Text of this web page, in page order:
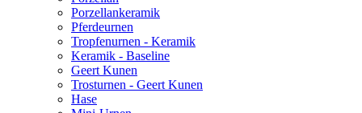
Porzellankeramik
Pferdeurnen
Tropfenurnen - Keramik
Keramik - Baseline
Geert Kunen
Trosturnen - Geert Kunen
Hase